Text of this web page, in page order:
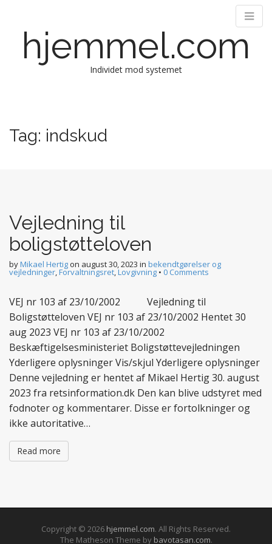
hjemmel.com
Individet mod systemet
i
n
p
t
e
n
t
Tag: indskud
Vejledning til
boligstøtteloven
byMikael Hertigon august 30, 2023 in bekendtgørelser og
vejledninger,Forvaltningsret,Lovgivning • 0 Comments
VEJ nr 103 af 23/10/2002 Vejledning til
Boligstøtteloven VEJ nr 103 af 23/10/2002 Hentet 30
aug 2023 VEJ nr 103 af 23/10/2002
Beskæftigelsesministeriet Boligstøttevejledningen
Yderligere oplysninger Vis/skjul Yderligere oplysninger
Denne vejledning er hentet af Mikael Hertig 30. august
2023 fra retsinformation.dk Den kan blive udstyret med
fodnoter og kommentarer. Disse er fortolkninger og
ikke autoritative…
Read more
Copyright © 2026 hjemmel.com. All Rights Reserved.
The Matheson Theme by bavotasan.com.